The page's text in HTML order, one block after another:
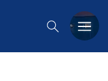
DUSMET